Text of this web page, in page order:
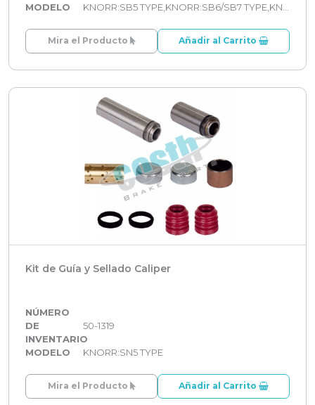
MODELO
Mira el Producto Añadir al Carrito
Kit de Guía y Sellado Caliper
NÚMERO
DE
INVENTARIO
50-1319
MODELO KNORR:SN5 TYPE
Mira el Producto Añadir al Carrito